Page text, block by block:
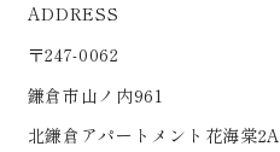
ADDRESS
〒247-0062
鎌倉市山ノ内961
北鎌倉アパートメント花海棠2A